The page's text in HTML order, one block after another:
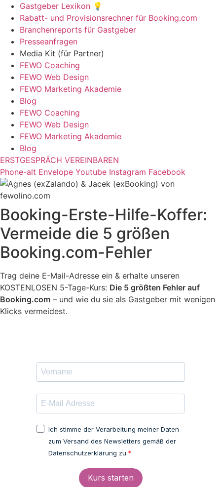
Gastgeber Lexikon 💡
Rabatt- und Provisionsrechner für Booking.com
Branchenreports für Gastgeber
Presseanfragen
Media Kit (für Partner)
FEWO Coaching
FEWO Web Design
FEWO Marketing Akademie
Blog
FEWO Coaching
FEWO Web Design
FEWO Marketing Akademie
Blog
ERSTGESPRÄCH VEREINBAREN
Phone-alt Envelope Youtube Instagram Facebook
Booking-Erste-Hilfe-Koffer:
Vermeide die 5 größen
Booking.com-Fehler
Trag deine E-Mail-Adresse ein & erhalte unseren
KOSTENLOSEN 5-Tage-Kurs: Die 5 größten Fehler auf
Booking.com – und wie du sie als Gastgeber mit wenigen
Klicks vermeidest.
Ich stimme der Verarbeitung meiner Daten
zum Versand des Newsletters gemäß der
Datenschutzerklärung zu.
Kurs starten